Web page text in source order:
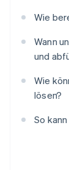
Wie
Wann
und
Wie
lösen?
So